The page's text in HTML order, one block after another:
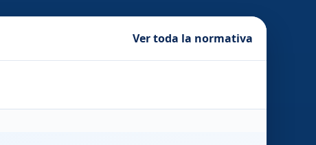
Ver toda la normativa